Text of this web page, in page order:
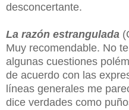
desconcertante.
La razón estrangulada
Muy recomendable. No
algunas cuestiones
de acuerdo con las
líneas generales me
dice verdades como